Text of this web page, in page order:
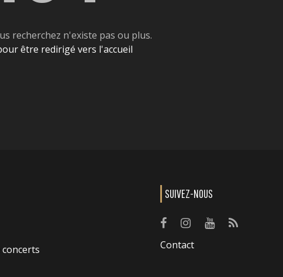
recherchez n'existe pas ou plus.
être redirigé vers l'accueil
SUIVEZ-NOUS
Contact